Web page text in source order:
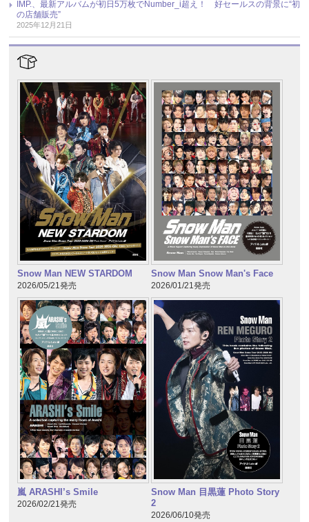
IMP.、最新アルバムが初日5万枚でNumber_i超え！ 好セールスの背景に“初
の店舗販売”
2025年12月21日
Snow Man NEW STARDOM
2026/05/21発売
Snow Man Snow Man's Face
2026/01/21発売
嵐 ARASHI’s Smile
2026/02/21発売
Snow Man 目黒蓮 Photo Story
2
2026/06/10発売